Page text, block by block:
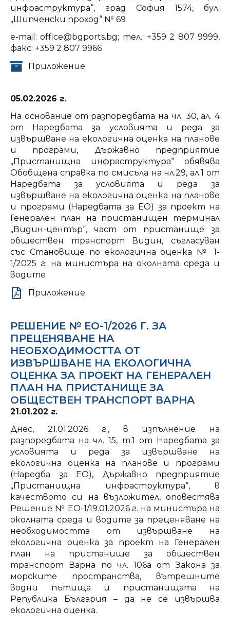
инфраструктура“, град София 1574, бул.
„Шипченски проход“ № 69
e-mail: office@bgports.bg; тел.: +359 2 807 9999,
факс: +359 2 807 9966
Приложение
05.02.2026 г.
На основание от разпоредбата на чл. 30, ал. 4
от Наредбата за условията и реда за
извършване на екологична оценка на планове
и програми, Държавно предприятие
„Пристанищна инфраструктура“ обявява
Обобщена справка по смисъла на чл.29, ал.1 от
Наредбата за условията и реда за
извършване на екологична оценка на планове
и програми (Наредбата за ЕО) за проект на
Генерален план на пристанищен терминал
„Видин-център“, част от пристанище за
обществен транспорт Видин, съгласуван
със Становище по екологична оценка № 1-
1/2025 г. на министъра на околната среда и
водите
Приложение
РЕШЕНИЕ № ЕО-1/2026 Г. ЗА
ПРЕЦЕНЯВАНЕ НА
НЕОБХОДИМОСТТА ОТ
ИЗВЪРШВАНЕ НА ЕКОЛОГИЧНА
ОЦЕНКА ЗА ПРОЕКТ НА ГЕНЕРАЛЕН
ПЛАН НА ПРИСТАНИЩЕ ЗА
ОБЩЕСТВЕН ТРАНСПОРТ ВАРНА
21.01.202 г.
Днес, 21.01.2026 г., в изпълнение на
разпоредбата на чл. 15, т.1 от Наредбата за
условията и реда за извършване на
екологична оценка на планове и програми
(Наредба за ЕО), Държавно предприятие
„Пристанищна инфраструктура“, в
качеството си на възложител, оповестява
Решение № ЕО-1/19.01.2026 г. на министъра на
околната среда и водите за преценяване на
необходимостта от извършване на
екологична оценка за проект на Генерален
план на пристанище за обществен
транспорт Варна по чл. 106а от Закона за
морските пространства, вътрешните
водни пътища и пристанищата на
Република България – да не се извършва
екологична оценка.